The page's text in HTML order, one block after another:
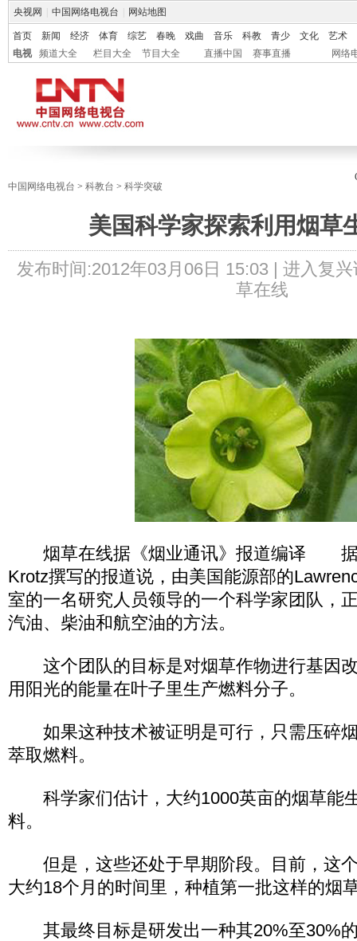
央视网 中国网络电视台 网站地图
首页 新闻 经济 体育 综艺 春晚 戏曲 音乐 科教 青少 文化
艺术
电视
频道大全 栏目大全 节目大全 直播中国 赛事直播 网络
中国网络电视台 > 科教台 > 科学突破
美国科学家探索利用烟草
发布时间:2012年03月06日 15:03 | 进入复兴
草在线
烟草在线据《烟业通讯》报道编译 据
Krotz撰写的报道说，由美国能源部的
室的一名研究人员领导的一个科学家团队，
汽油、柴油和航空油的方法。
这个团队的目标是对烟草作物进行基因
用阳光的能量在叶子里生产燃料分子。
如果这种技术被证明是可行，只需压碎
萃取燃料。
科学家们估计，大约1000英亩的烟草能
料。
但是，这些还处于早期阶段。目前，这
大约18个月的时间里，种植第一批这样的烟
其最终目标是研发出一种其20%至30%